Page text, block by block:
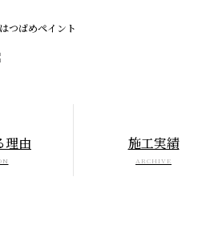
つばめペイント
理由 施工実績
ARCHIVE